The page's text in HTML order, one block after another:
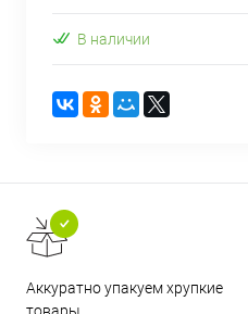
В наличии
Аккуратно упакуем хрупкие
товары